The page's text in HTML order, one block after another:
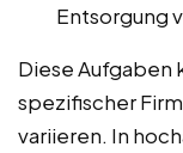
Entsorgung
Diese Aufgaben
spezifischer
variieren. In